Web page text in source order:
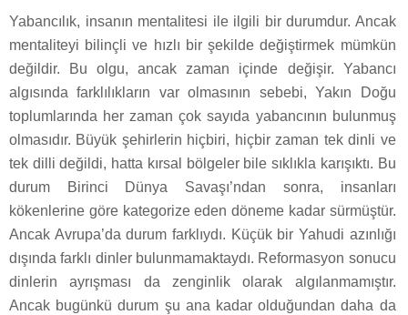
Yabancılık, insanın mentalitesi ile ilgili bir durumdur. Ancak
mentaliteyi bilinçli ve hızlı bir şekilde değiştirmek mümkün
değildir. Bu olgu, ancak zaman içinde değişir. Yabancı
algısında farklılıkların var olmasının sebebi, Yakın Doğu
toplumlarında her zaman çok sayıda yabancının bulunmuş
olmasıdır. Büyük şehirlerin hiçbiri, hiçbir zaman tek dinli ve
tek dilli değildi, hatta kırsal bölgeler bile sıklıkla karışıktı. Bu
durum Birinci Dünya Savaşı’ndan sonra, insanları
kökenlerine göre kategorize eden döneme kadar sürmüştür.
Ancak Avrupa’da durum farklıydı. Küçük bir Yahudi azınlığı
dışında farklı dinler bulunmamaktaydı. Reformasyon sonucu
dinlerin ayrışması da zenginlik olarak algılanmamıştır.
Ancak bugünkü durum şu ana kadar olduğundan daha da